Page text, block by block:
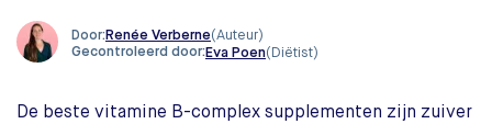
Door: Renée Verberne(Auteur)
Gecontroleerd door:Eva Poen(Diëtist)
De beste vitamine B-complex supplementen zijn zuiver